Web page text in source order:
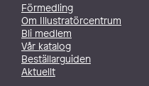
Förmedling
Om Illustratörcentrum
Bli medlem
Vår katalog
Beställarguiden
Aktuellt